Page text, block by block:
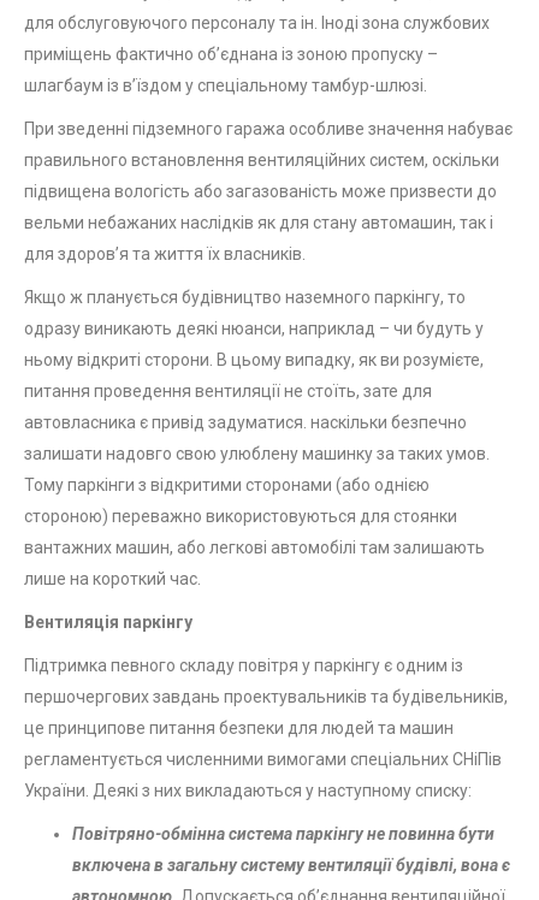
для обслуговуючого персоналу та ін. Іноді зона службових
приміщень фактично об’єднана із зоною пропуску –
шлагбаум із в’їздом у спеціальному тамбур-шлюзі.
При зведенні підземного гаража особливе значення набуває
правильного встановлення вентиляційних систем, оскільки
підвищена вологість або загазованість може призвести до
вельми небажаних наслідків як для стану автомашин, так і
для здоров’я та життя їх власників.
Якщо ж планується будівництво наземного паркінгу, то
одразу виникають деякі нюанси, наприклад – чи будуть у
ньому відкриті сторони. В цьому випадку, як ви розумієте,
питання проведення вентиляції не стоїть, зате для
автовласника є привід задуматися. наскільки безпечно
залишати надовго свою улюблену машинку за таких умов.
Тому паркінги з відкритими сторонами (або однією
стороною) переважно використовуються для стоянки
вантажних машин, або легкові автомобілі там залишають
лише на короткий час.
Вентиляція паркінгу
Підтримка певного складу повітря у паркінгу є одним із
першочергових завдань проектувальників та будівельників,
це принципове питання безпеки для людей та машин
регламентується численними вимогами спеціальних СНіПів
України. Деякі з них викладаються у наступному списку:
Повітряно-обмінна система паркінгу не повинна бути
включена в загальну систему вентиляції будівлі, вона є
автономною. Допускається об’єднання вентиляційної